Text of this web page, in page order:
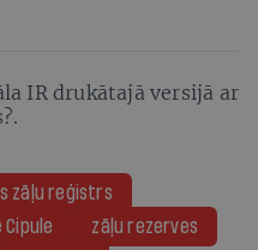
IR drukātajā versijā ar
zāļu reģistrs
Cipule
zāļu rezerves